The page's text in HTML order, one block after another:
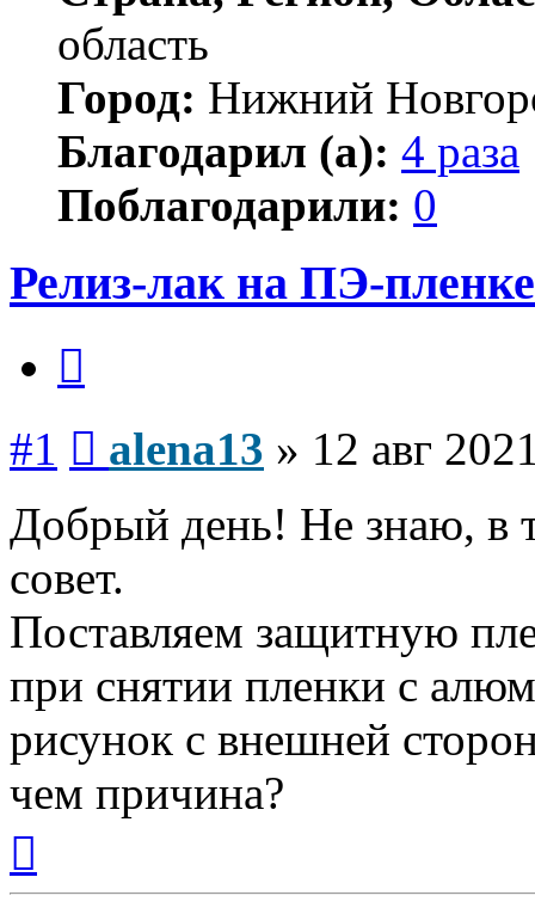
область
Город: Нижний
Благодарил (а): 4 раза
Поблагодарили: 0
Релиз-лак на ПЭ-пленке
#1 alena13 » 12 авг
Добрый день! Не знаю, в
совет.
Поставляем защитную
при снятии пленки с
рисунок с внешней
чем причина?
началу